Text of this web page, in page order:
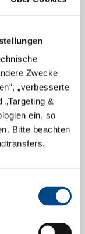
Zwecke
„verbesserte
„Targeting &
ein, so
Bitte beachten